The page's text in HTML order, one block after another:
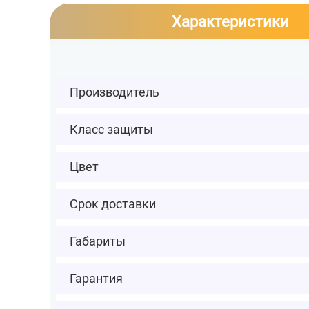
Характеристики
Производитель
Класс защиты
Цвет
Срок доставки
Габариты
Гарантия